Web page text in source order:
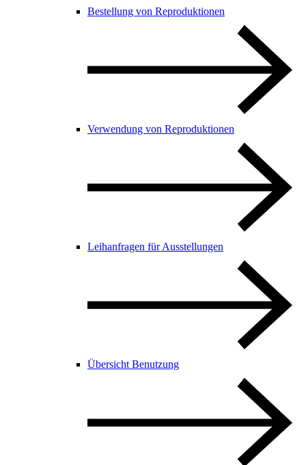
Bestellung von Reproduktionen
Verwendung von Reproduktionen
Leihanfragen für Ausstellungen
Übersicht Benutzung